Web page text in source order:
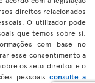
direitos relacionados
O utilizador pode
que temos sobre si.
com base no
esse consentimento a
os seus direitos e o
pessoais consulte a